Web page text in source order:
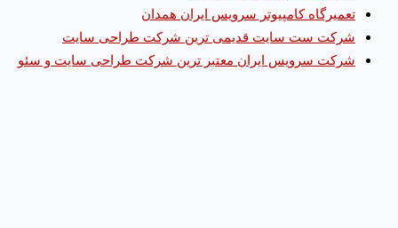
تعمیرگاه کامپیوتر سرویس ایران همدان
شرکت ست سایت قدیمی ترین شرکت طراحی سایت
شرکت سرویس ایران معتبر ترین شرکت طراحی سایت و سئو